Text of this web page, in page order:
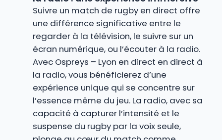
Suivre un match de rugby en direct offre
une différence significative entre le
regarder à la télévision, le suivre sur un
écran numérique, ou l’écouter à la radio.
Avec Ospreys – Lyon en direct en direct à
la radio, vous bénéficierez d’une
expérience unique qui se concentre sur
l’essence même du jeu. La radio, avec sa
capacité à capturer l’intensité et le
suspense du rugby par la voix seule,